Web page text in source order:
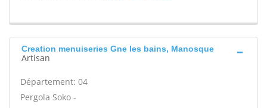
Creation menuiseries Gne les bains, Manosque
Artisan
Département: 04
Pergola Soko -